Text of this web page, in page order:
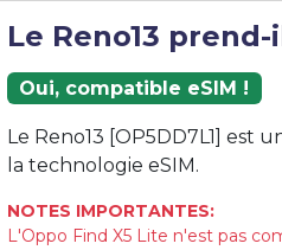
Le Reno13
Oui, compatible eSIM !
Le Reno13 [OP5DD7L1]
la technologie eSIM.
NOTES IMPORTANTES:
L'Oppo Find X5 Lite n'est pas